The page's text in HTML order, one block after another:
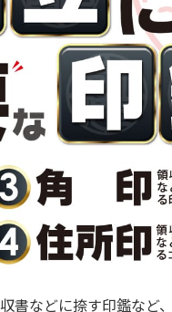
書などに捺す印鑑など